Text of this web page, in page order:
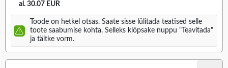
al. 30.07 EUR
Toode on hetkel otsas. Saate sisse lülitada teatised selle
toote saabumise kohta. Selleks klõpsake nuppu "Teavitada"
ja täitke vorm.